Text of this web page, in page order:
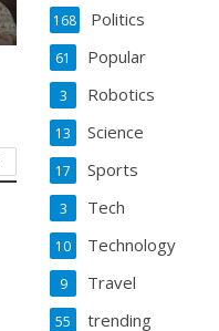
Politics
168
Popular
61
Robotics
3
Science
13
Sports
17
Tech
3
Technology
10
Travel
9
trending
55